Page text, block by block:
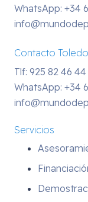
WhatsApp: +34
Contacto Toledo
Tlf: 925 82 46 44
WhatsApp: +34
Servicios